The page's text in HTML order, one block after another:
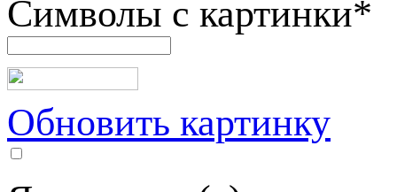
Символы с картинки*
Обновить картинку